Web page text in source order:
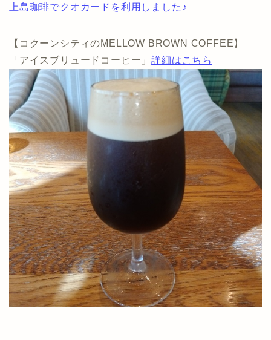
上島珈琲でクオカードを利用しました♪
【コクーンシティのMELLOW BROWN COFFEE】
「アイスブリュードコーヒー」詳細はこちら